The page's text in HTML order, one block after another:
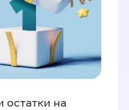
остатки на